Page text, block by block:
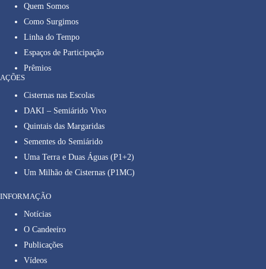
Quem Somos
Como Surgimos
Linha do Tempo
Espaços de Participação
Prêmios
AÇÕES
Cisternas nas Escolas
DAKI – Semiárido Vivo
Quintais das Margaridas
Sementes do Semiárido
Uma Terra e Duas Águas (P1+2)
Um Milhão de Cisternas (P1MC)
INFORMAÇÃO
Notícias
O Candeeiro
Publicações
Vídeos